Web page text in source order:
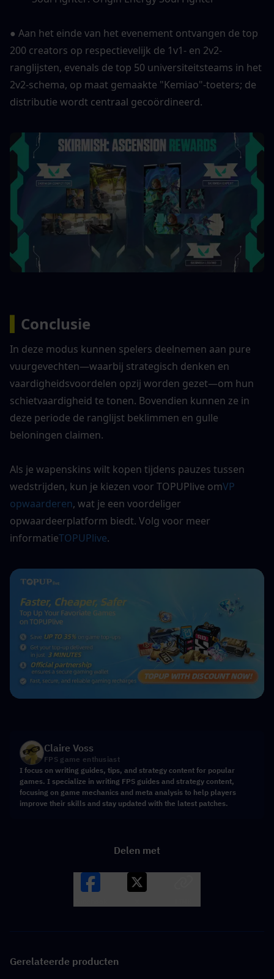
● Aan het einde van het evenement ontvangen de top
200 creators op respectievelijk de 1v1- en 2v2-
ranglijsten, evenals de top 50 universiteitsteams in het
2v2-schema, op maat gemaakte "Kemiao"-toeters; de
distributie wordt centraal gecoördineerd.
Conclusie
In deze modus kunnen spelers deelnemen aan pure
vuurgevechten—waarbij strategisch denken en
vaardigheidsvoordelen opzij worden gezet—om hun
schietvaardigheid te tonen. Bovendien kunnen ze in
deze periode de ranglijst beklimmen en gulle
beloningen claimen.
Als je wapenskins wilt kopen tijdens pauzes tussen
wedstrijden, kun je kiezen voor TOPUPlive omVP
opwaarderen, wat je een voordeliger
opwaardeerplatform biedt. Volg voor meer
informatieTOPUPlive.
Claire Voss
FPS game enthusiast
I focus on writing guides, tips, and strategy content for popular
games. I specialize in writing FPS guides and strategy content,
focusing on game mechanics and meta analysis to help players
improve their skills and stay updated with the latest patches.
Delen met
Gerelateerde producten